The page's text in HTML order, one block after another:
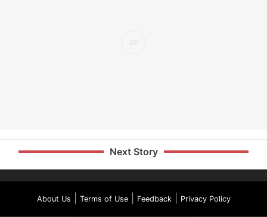
Next Story
About Us Terms of Use| Feedback| Privacy Policy